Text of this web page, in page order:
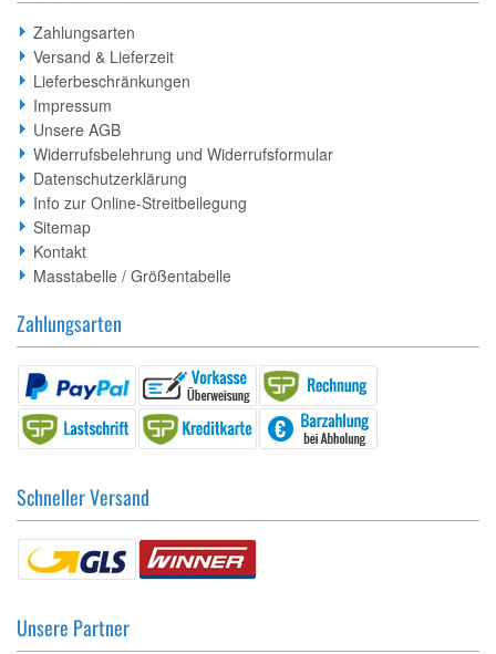
Zahlungsarten
Versand & Lieferzeit
Lieferbeschränkungen
Impressum
Unsere AGB
Widerrufsbelehrung und Widerrufsformular
Datenschutzerklärung
Info zur Online-Streitbeilegung
Sitemap
Kontakt
Masstabelle / Größentabelle
Zahlungsarten
Schneller Versand
Unsere Partner